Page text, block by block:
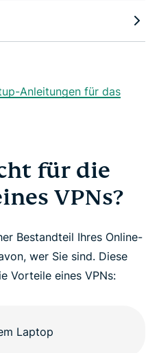
Anleitungen für das
für die
VPNs?
Bestandteil Ihres Online-
wer Sie sind. Diese
Vorteile eines VPNs: